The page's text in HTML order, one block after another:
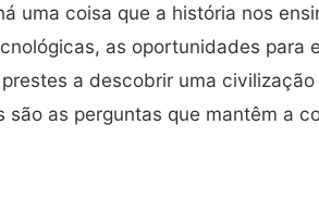
uma coisa que a história nos
as oportunidades para
a descobrir uma civilização
as perguntas que mantêm a